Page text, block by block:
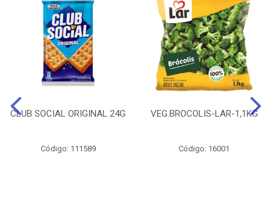
CLUB SOCIAL ORIGINAL 24G
Código: 111589
VEG.BROCOLIS-LAR-1,1KG
Código: 16001